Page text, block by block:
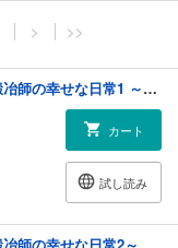
> >>
【電子版限定特典付き】宮廷鍛冶師の幸せな日常1 ～ブラックな職場を追放されたが、隣国で公爵令嬢に溺愛されながらホワイトな生活送ります～
カート
試し読み